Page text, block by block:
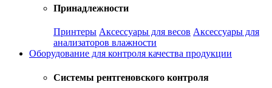
Принадлежности
Принтеры Аксессуары для весов Аксессуары для
анализаторов влажности
Оборудование для контроля качества продукции
Системы рентгеновского контроля